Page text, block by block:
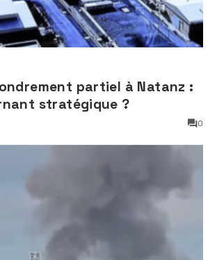
partiel à Natanz :
stratégique ?
0